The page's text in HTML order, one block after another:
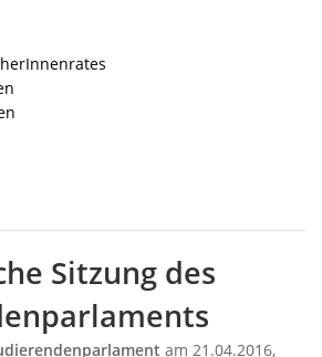
Sitzung des
am 21.04.2016,